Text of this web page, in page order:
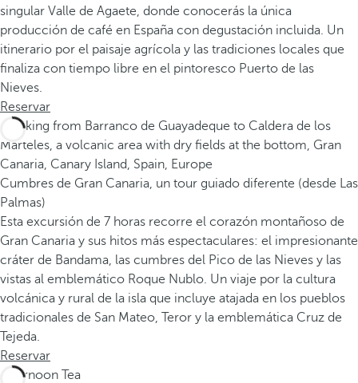
singular Valle de Agaete, donde conocerás la única
producción de café en España con degustación incluida. Un
itinerario por el paisaje agrícola y las tradiciones locales que
finaliza con tiempo libre en el pintoresco Puerto de las
Nieves.
Reservar
Cumbres de Gran Canaria, un tour guiado diferente (desde Las
Palmas)
Esta excursión de 7 horas recorre el corazón montañoso de
Gran Canaria y sus hitos más espectaculares: el impresionante
cráter de Bandama, las cumbres del Pico de las Nieves y las
vistas al emblemático Roque Nublo. Un viaje por la cultura
volcánica y rural de la isla que incluye atajada en los pueblos
tradicionales de San Mateo, Teror y la emblemática Cruz de
Tejeda.
Reservar
Afternoon Tea